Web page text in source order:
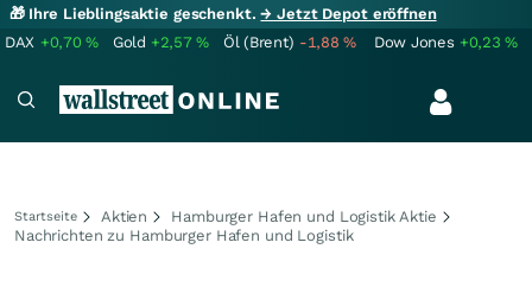
🎁 Ihre Lieblingsaktie geschenkt.→ Jetzt Depot eröffnen
DAX +0,70% Gold +2,57% Öl (Brent) -1,88% Dow Jones +0,23%
Startseite Aktien
Hamburger Hafen und Logistik Aktie
Nachrichten zu Hamburger Hafen und Logistik